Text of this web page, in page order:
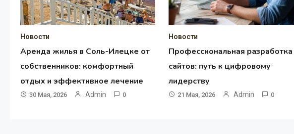
Новости
Аренда жилья в Соль-Илецке от
собственников: комфортный
отдых и эффективное лечение
30 Мая, 2026 Admin 0
Новости
Профессиональная разработка
сайтов: путь к цифровому
лидерству
21 Мая, 2026 Admin 0